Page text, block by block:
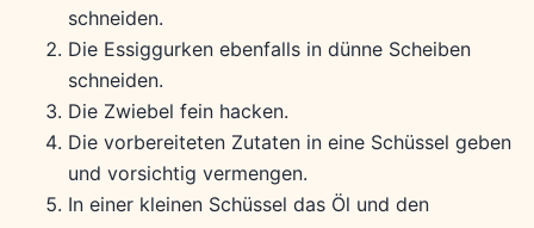
schneiden.
Die Essiggurken ebenfalls in dünne Scheiben
schneiden.
Die Zwiebel fein hacken.
Die vorbereiteten Zutaten in eine Schüssel geben
und vorsichtig vermengen.
In einer kleinen Schüssel das Öl und den